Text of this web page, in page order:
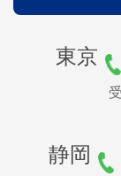
東京
静岡